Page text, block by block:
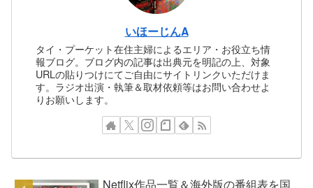
いほーじんA
タイ・プーケット在住主婦によるエリア・お役立ち情
報ブログ。ブログ内の記事は出典元を明記の上、対象
URLの貼りつけにてご自由にサイトリンクいただけま
す。ラジオ出演・執筆＆取材依頼等はお問い合わせよ
りお願いします。
Netflix作品一覧＆海外版の番組表を国